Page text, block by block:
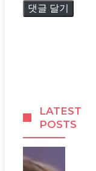
LATEST
POSTS